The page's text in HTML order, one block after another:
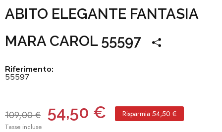
ABITO ELEGANTE FANTASIA
MARA CAROL 55597
Riferimento:
55597
109,00 € 54,50 € Risparmia 54,50 €
Tasse incluse